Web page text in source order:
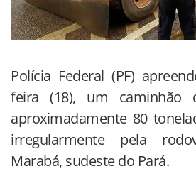
Polícia Federal (PF)
feira (18), um caminhão
aproximadamente 80
irregularmente pela
Marabá, sudeste do Pará.